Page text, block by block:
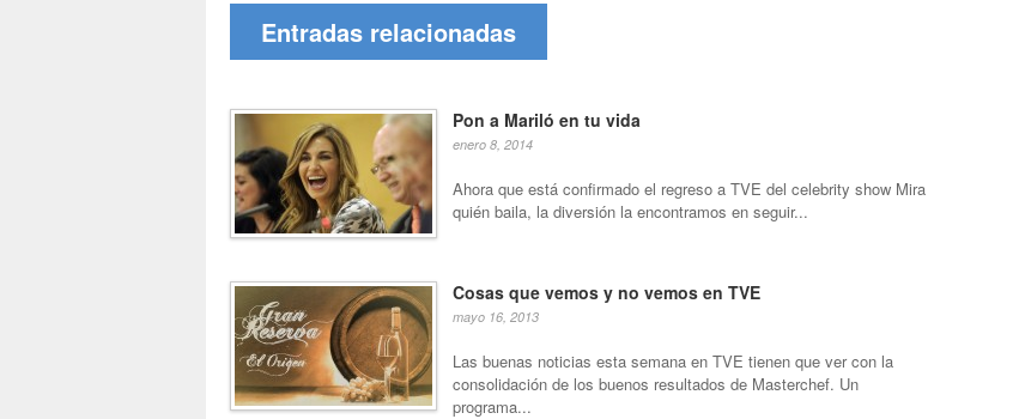
Entradas relacionadas
Pon a Mariló en tu vida
enero 8, 2014
Ahora que está confirmado el regreso a TVE del celebrity show Mira
quién baila, la diversión la encontramos en seguir...
Cosas que vemos y no vemos en TVE
mayo 16, 2013
Las buenas noticias esta semana en TVE tienen que ver con la
consolidación de los buenos resultados de Masterchef. Un
programa...